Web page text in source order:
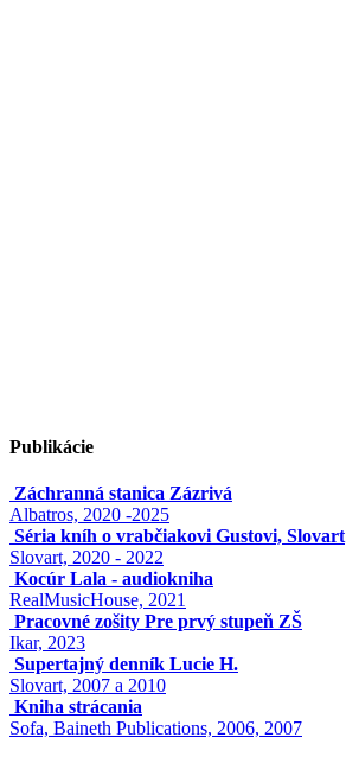
Publikácie
Záchranná stanica Zázrivá
Albatros, 2020 -2025
Séria kníh o vrabčiakovi Gustovi, Slovart
Slovart, 2020 - 2022
Kocúr Lala - audiokniha
RealMusicHouse, 2021
Pracovné zošity Pre prvý stupeň ZŠ
Ikar, 2023
Supertajný denník Lucie H.
Slovart, 2007 a 2010
Kniha strácania
Sofa, Baineth Publications, 2006, 2007